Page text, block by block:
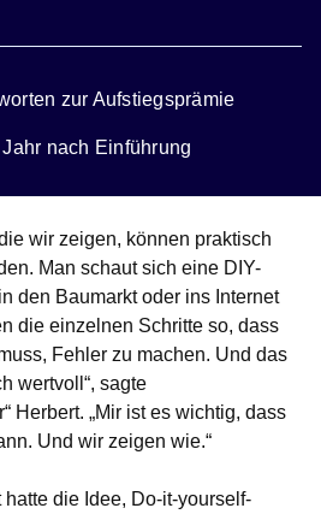
zur Aufstiegsprämie
nach Einführung
Fenster
wir zeigen, können praktisch
Man schaut sich eine DIY-
den Baumarkt oder ins Internet
die einzelnen Schritte so, dass
Fehler zu machen. Und das
wertvoll“, sagte
Herbert. „Mir ist es wichtig, dass
Und wir zeigen wie.“
hatte die Idee, Do-it-yourself-